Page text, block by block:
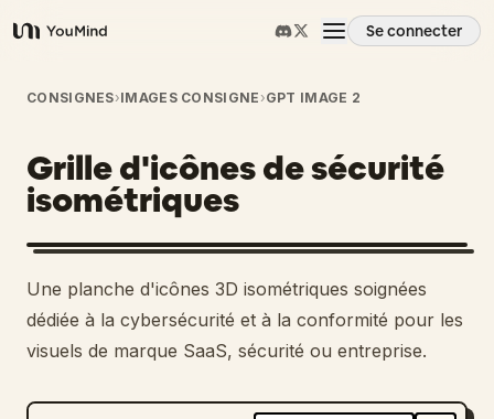
YouMind
Se connecter
Aperçu
Cas d'usage
Compétences
Invites
CONSIGNES›IMAGES CONSIGNE ›GPT IMAGE 2
Grille d'icônes de sécurité
isométriques
Une planche d'icônes 3D isométriques soignées
dédiée à la cybersécurité et à la conformité pour les
visuels de marque SaaS, sécurité ou entreprise.